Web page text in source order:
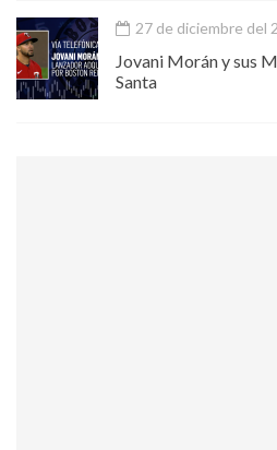
27 de diciembre del
Jovani Morán y sus
Santa